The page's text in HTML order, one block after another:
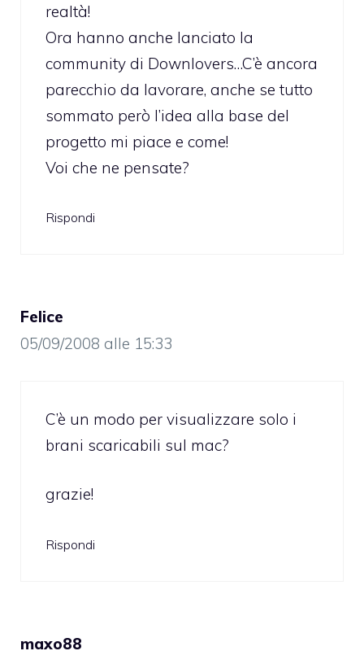
realtà!
Ora hanno anche lanciato la
community di Downlovers…C’è ancora
parecchio da lavorare, anche se tutto
sommato però l’idea alla base del
progetto mi piace e come!
Voi che ne pensate?
Rispondi
Felice
05/09/2008 alle 15:33
C’è un modo per visualizzare solo i
brani scaricabili sul mac?
grazie!
Rispondi
maxo88